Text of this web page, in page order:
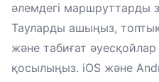
әлемдегі маршруттарды
Тауларды ашыңыз,
және табиғат
қосылыңыз. iOS және